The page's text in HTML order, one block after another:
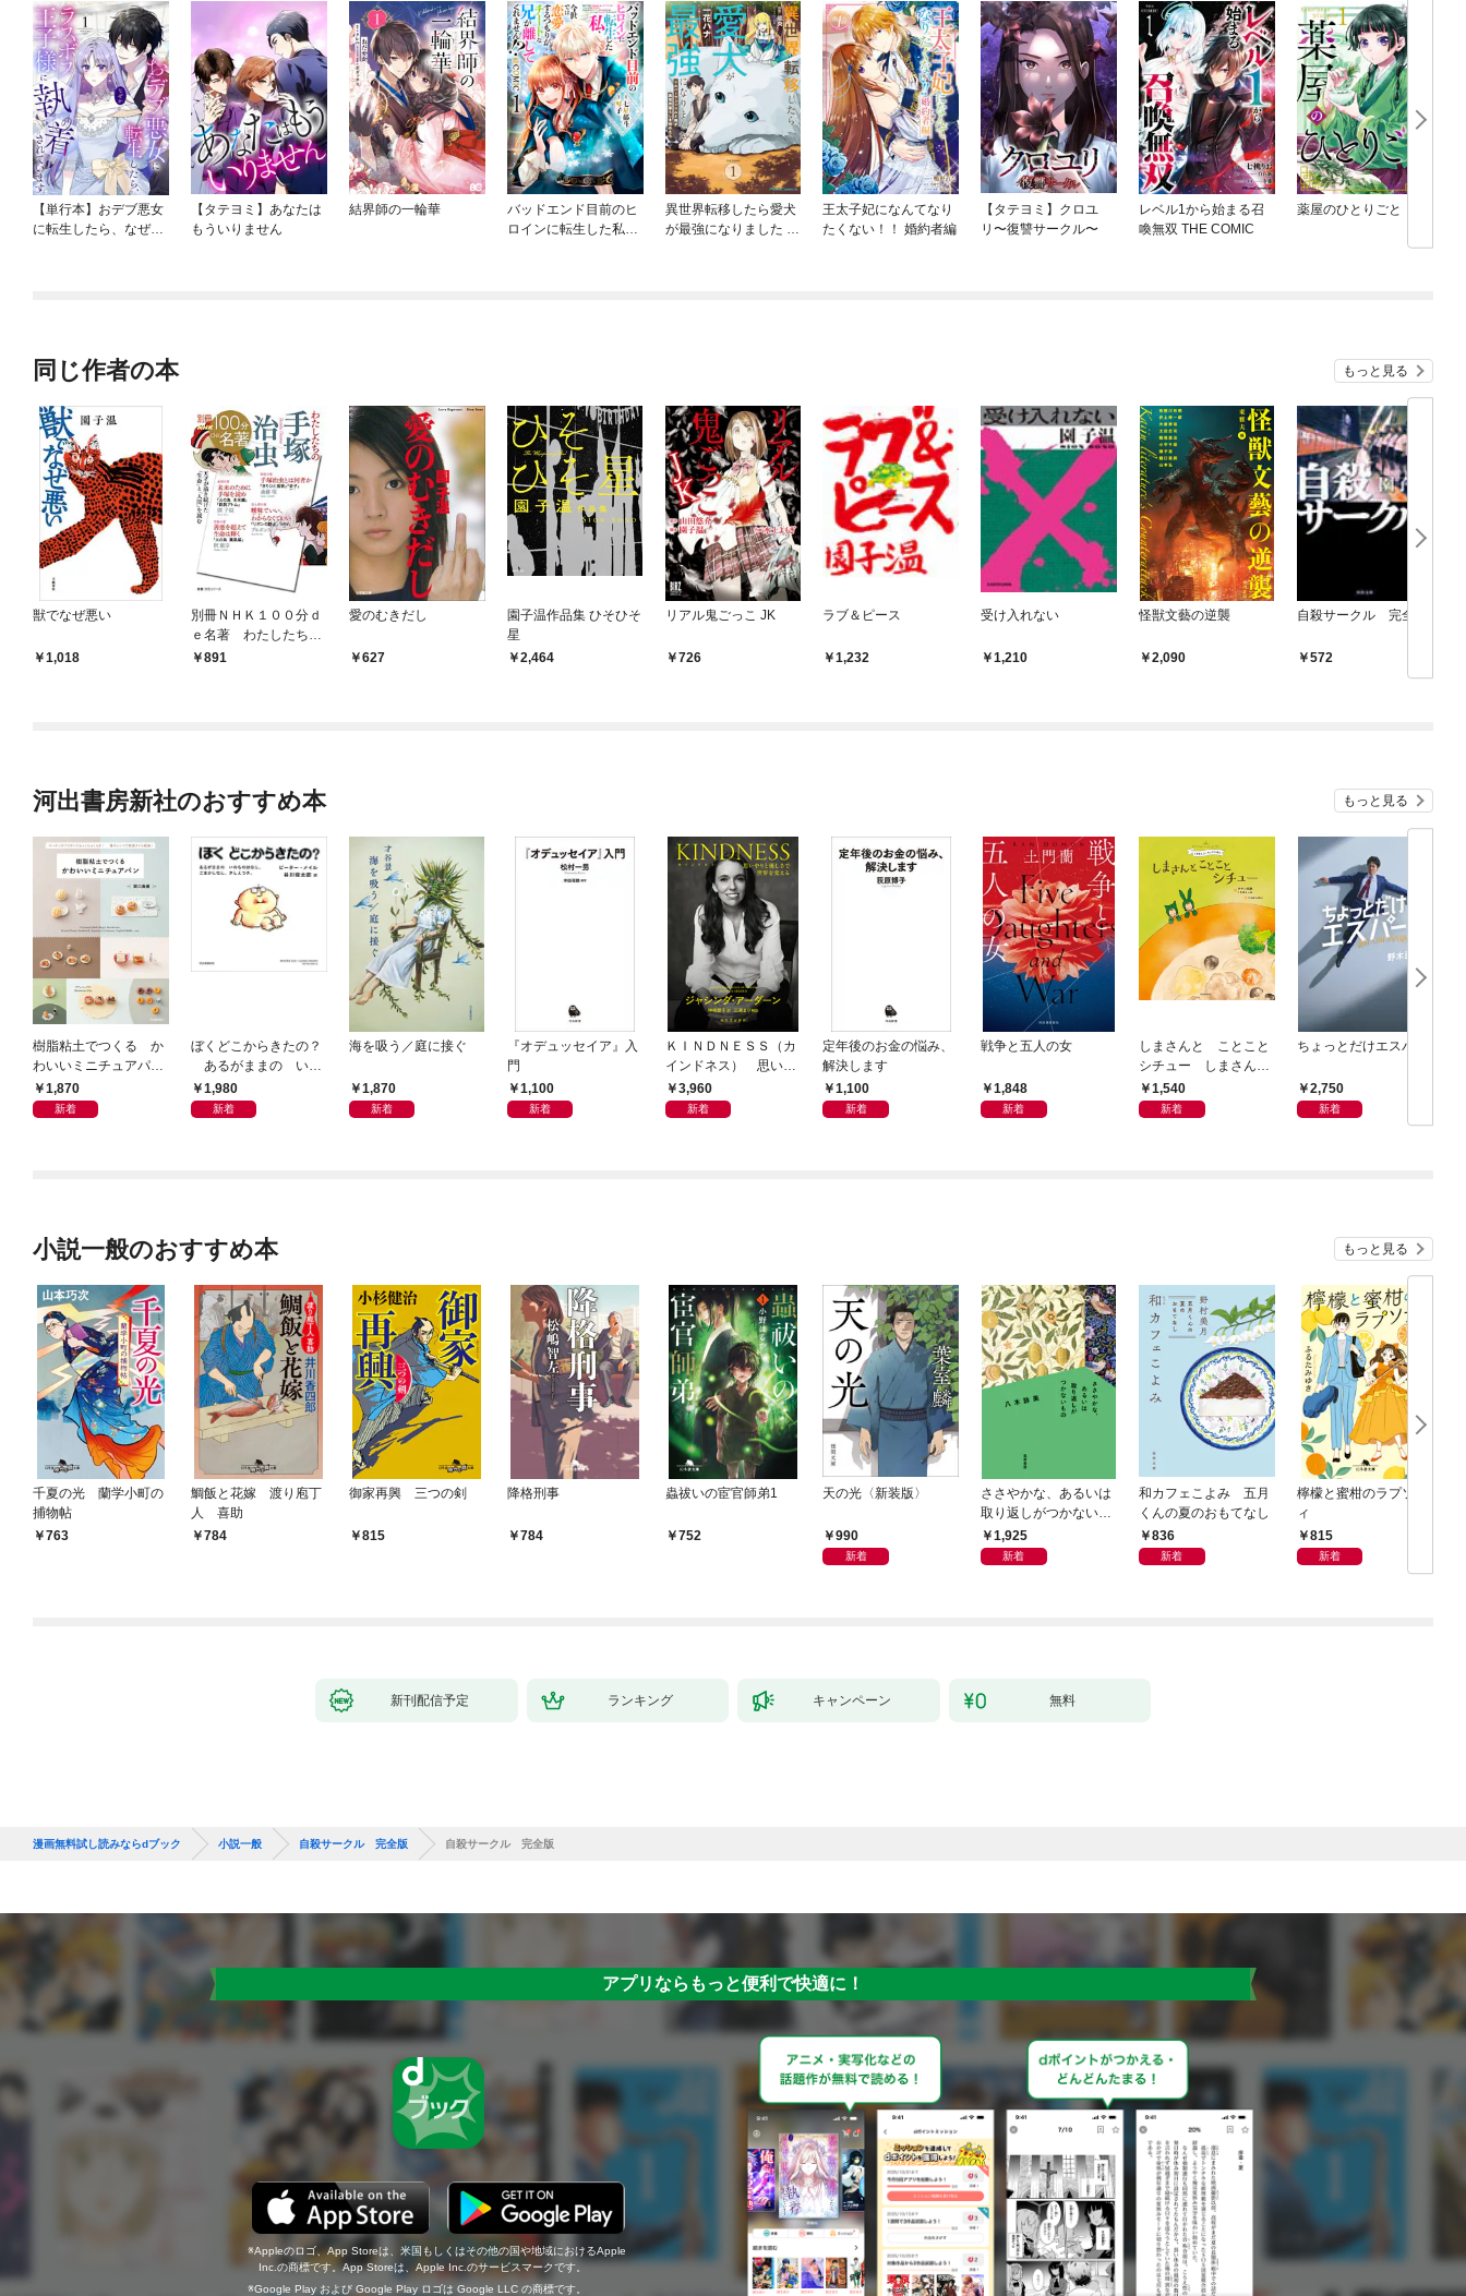
【単行本】おデブ悪女
に転生したら、なぜか
【タテヨミ】あなたは
もういりません
結界師の一輪華
バッドエンド目前のヒ
ロインに転生した私、
異世界転移したら愛犬
が最強になりました ～
王太子妃になんてなり
たくない！！ 婚約者編
【タテヨミ】クロユ
リ〜復讐サークル〜
レベル1から始まる召
喚無双 THE COMIC
薬屋のひとりごと
同じ作者の本 もっと見る
獣でなぜ悪い
1,018
別冊ＮＨＫ１００分ｄ
ｅ名著 わたしたちの
手塚治虫
891
愛のむきだし
627
園子温作品集 ひそひそ
星
2,464
リアル鬼ごっこ JK
726
ラブ＆ピース
1,232
受け入れない
1,210
怪獣文藝の逆襲
2,090
自殺サークル 完全版
572
河出書房新社のおすすめ本 もっと見る
樹脂粘土でつくる か
わいいミニチュアパ
ン ベーキングパウダ
ーでふっくらふくら
1,870
新着
ぼくどこからきたの？
あるがままの いの
ちのはなし。ごまかし
なし、さしえつき。
1,980
新着
海を吸う／庭に接ぐ
1,870
新着
『オデュッセイア』入
門
1,100
新着
ＫＩＮＤＮＥＳＳ（カ
インドネス） 思いや
りと優しさで世界を変
える
3,960
新着
定年後のお金の悩み、
解決します
1,100
新着
戦争と五人の女
1,848
新着
しまさんと ことこと
シチュー しまさんク
ッキングえほん
1,540
新着
ちょっとだけエスパー
2,750
新着
小説一般のおすすめ本 もっと見る
千夏の光 蘭学小町の
捕物帖
763
鯛飯と花嫁 渡り庖丁
人 喜助
784
御家再興 三つの剣
815
降格刑事
784
蟲祓いの宦官師弟1
752
天の光〈新装版〉
990
新着
ささやかな、あるいは
取り返しがつかないも
の1,925
新着
和カフェこよみ 五月
くんの夏のおもてなし
836
新着
檸檬と蜜柑のラプソデ
ィ
815
新着
新刊配信予定 ランキング キャンペーン 無料
漫画無料試し読みならdブック 小説一般 自殺サークル 完全版 自殺サークル 完全版
アプリならもっと便利で快適に！
Appleのロゴ、App Storeは、米国もしくはその他の国や地域におけるApple
Inc.の商標です。App Storeは、Apple Inc.のサービスマークです。
Google Play および Google Play ロゴは Google LLC の商標です。